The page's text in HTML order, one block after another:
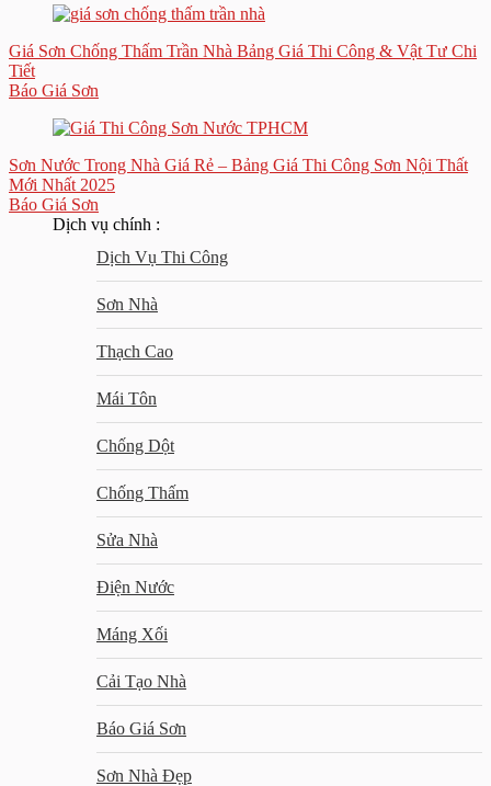
Giá Sơn Chống Thấm Trần Nhà Bảng Giá Thi Công & Vật Tư Chi
Tiết
Báo Giá Sơn
Sơn Nước Trong Nhà Giá Rẻ – Bảng Giá Thi Công Sơn Nội Thất
Mới Nhất 2025
Báo Giá Sơn
Dịch vụ chính :
Dịch Vụ Thi Công
Sơn Nhà
Thạch Cao
Mái Tôn
Chống Dột
Chống Thấm
Sửa Nhà
Điện Nước
Máng Xối
Cải Tạo Nhà
Báo Giá Sơn
Sơn Nhà Đẹp